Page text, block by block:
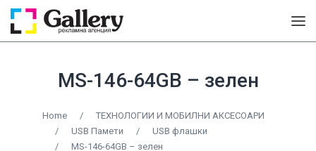
MS-146-64GB – зелен
Home /
ТЕХНОЛОГИИ И МОБИЛНИ АКСЕСОАРИ
/
USB Памети /
USB флашки
/
MS-146-64GB – зелен